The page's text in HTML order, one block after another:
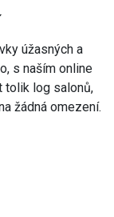
úžasných a
s naším online
tolik log salonů,
žádná omezení.